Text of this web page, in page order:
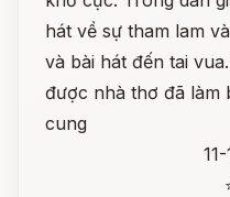
hát về sự tham lam
và bài hát đến tai
được nhà thơ đã làm
cung